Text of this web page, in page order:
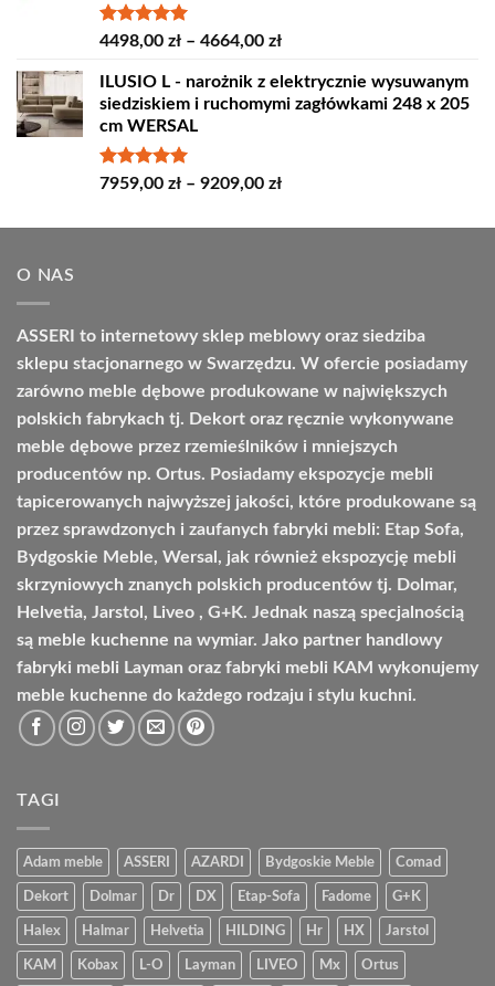
4809,00 zł
Oceniono
4498,00 zł – 4664,00 złZakres
od
4498,00 zł
ILUSIO L - narożnik z elektrycznie wysuwanym
siedziskiem i ruchomymi zagłówkami 248 x 205
cm WERSAL
Oceniono
7959,00 zł – 9209,00 złZakres
od
O NAS
ASSERI to internetowy sklep meblowy oraz siedziba
sklepu stacjonarnego w Swarzędzu. W ofercie posiadamy
zarówno meble dębowe produkowane w największych
polskich fabrykach tj. Dekort oraz ręcznie wykonywane
meble dębowe przez rzemieślników i mniejszych
producentów np. Ortus. Posiadamy ekspozycje mebli
tapicerowanych najwyższej jakości, które produkowane są
przez sprawdzonych i zaufanych fabryki mebli: Etap Sofa,
Bydgoskie Meble, Wersal, jak również ekspozycję mebli
skrzyniowych znanych polskich producentów tj. Dolmar,
Helvetia, Jarstol, Liveo , G+K. Jednak naszą specjalnością
są meble kuchenne na wymiar. Jako partner handlowy
fabryki mebli Layman oraz fabryki mebli KAM wykonujemy
meble kuchenne do każdego rodzaju i stylu kuchni.
TAGI
Adam meble ASSERI AZARDI Bydgoskie Meble Comad
Dekort Dolmar Dr DX Etap-Sofa Fadome G+K
Halex Halmar Helvetia HILDING Hr HX Jarstol
KAM Kobax L-O Layman LIVEO Mx Ortus